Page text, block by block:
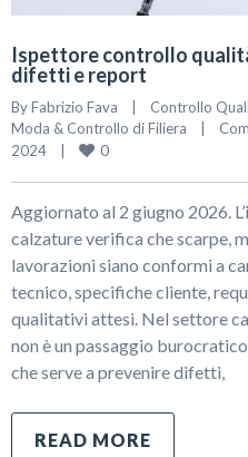
Ispettore controllo
difetti e report
By Fabrizio Fava Controllo
Moda & Controllo di Filiera
2024
0
Aggiornato al 2 giugno 2026.
calzature verifica che scarpe,
lavorazioni siano conformi a
tecnico, specifiche cliente,
qualitativi attesi. Nel settore
non è un passaggio
che serve a prevenire difetti,
READ MORE